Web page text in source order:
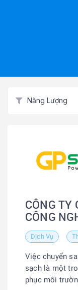
Năng Lượng
CÔNG TY
CÔNG
Dịch Vụ
Việc chuyển
sạch là một
phục môi